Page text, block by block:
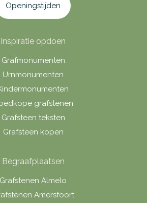
Openingstijden
Inspiratie opdoen
Grafmonumenten
Urnmonumenten
grafstenen
Grafsteen teksten
Grafsteen kopen
Begraafplaatsen
Grafstenen Almelo
Amersfoort